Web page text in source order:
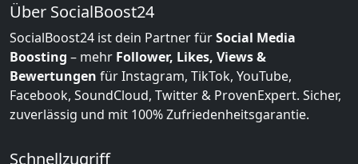
Über SocialBoost24
SocialBoost24 ist dein Partner fürSocial Media
Boosting – mehr Follower, Likes, Views &
Bewertungen für Instagram, TikTok, YouTube,
Facebook, SoundCloud, Twitter & ProvenExpert. Sicher,
zuverlässig und mit 100% Zufriedenheitsgarantie.
Schnellzugriff